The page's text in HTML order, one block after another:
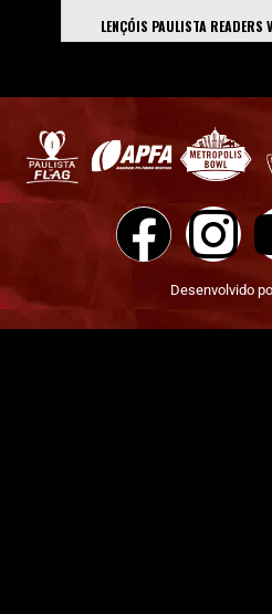
LENÇÓIS PAULISTA READERS
Desenvolvido